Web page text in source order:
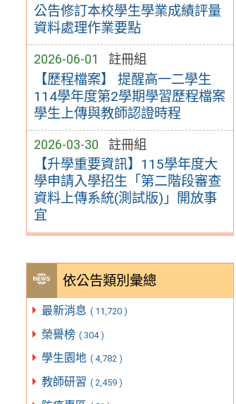
公告修訂本校學生學業成績評量
資料處理作業要點
2026-06-01 註冊組
【歷程檔案】 提醒高一二學生
114學年度第2學期學習歷程檔案
學生上傳與教師認證時程
2026-03-30 註冊組
【升學重要資訊】115學年度大
學申請入學招生「第二階段審查
資料上傳系統(測試版)」開放事
宜
依公告類別彙總
最新消息 ( 11,720 )
榮譽榜 ( 304 )
學生園地 ( 4,782 )
教師研習 ( 2,459 )